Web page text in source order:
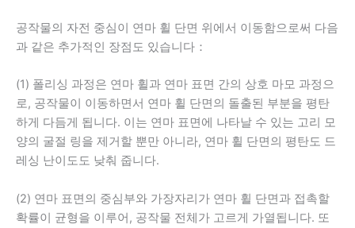
공작물의 자전 중심이 연마 휠 단면 위에서 이동함으로써 다음
과 같은 추가적인 장점도 있습니다：
(1) 폴리싱 과정은 연마 휠과 연마 표면 간의 상호 마모 과정으
로, 공작물이 이동하면서 연마 휠 단면의 돌출된 부분을 평탄
하게 다듬게 됩니다. 이는 연마 표면에 나타날 수 있는 고리 모
양의 굴절 링을 제거할 뿐만 아니라, 연마 휠 단면의 평탄도 드
레싱 난이도도 낮춰 줍니다.
(2) 연마 표면의 중심부와 가장자리가 연마 휠 단면과 접촉할
확률이 균형을 이루어, 공작물 전체가 고르게 가열됩니다. 또